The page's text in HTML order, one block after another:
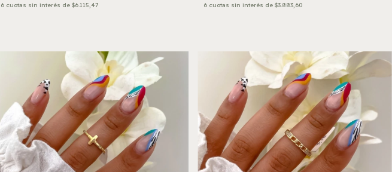
6 cuotas sin interés de $6.115,47
6 cuotas sin interés de$3.883,60